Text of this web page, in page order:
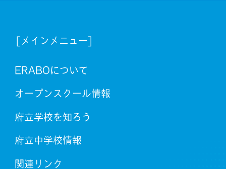
[メインメニュー]
ERABOについて
オープンスクール情報
府立学校を知ろう
府立中学校情報
関連リンク